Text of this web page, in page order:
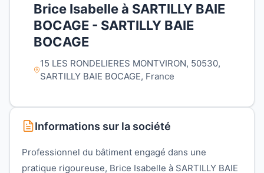
Brice Isabelle à SARTILLY BAIE
BOCAGE - SARTILLY BAIE
BOCAGE
15 LES RONDELIERES MONTVIRON, 50530,
SARTILLY BAIE BOCAGE, France
Informations sur la société
Professionnel du bâtiment engagé dans une
pratique rigoureuse, Brice Isabelle à SARTILLY BAIE